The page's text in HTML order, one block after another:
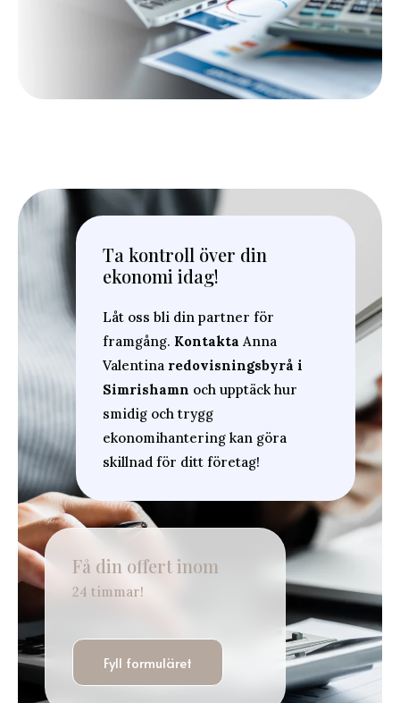
Ta kontroll över din
ekonomi idag!
Låt oss bli din partner för
framgång. Kontakta Anna
Valentina redovisningsbyrå i
Simrishamn och upptäck hur
smidig och trygg
ekonomihantering kan göra
skillnad för ditt företag!
Få din offert inom
24 timmar!
Fyll formuläret